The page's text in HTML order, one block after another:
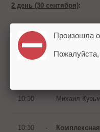
2 день (30 сентября):
9:00 -
10.00
Кофе
10:30
Михаил
10:30 -
Произошла
Пожалуйста,